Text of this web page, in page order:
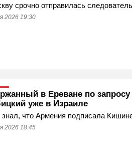
срочно отправилась
2026 19:30
в Ереване по
уже в Израиле
что Армения подписала
2026 18:45